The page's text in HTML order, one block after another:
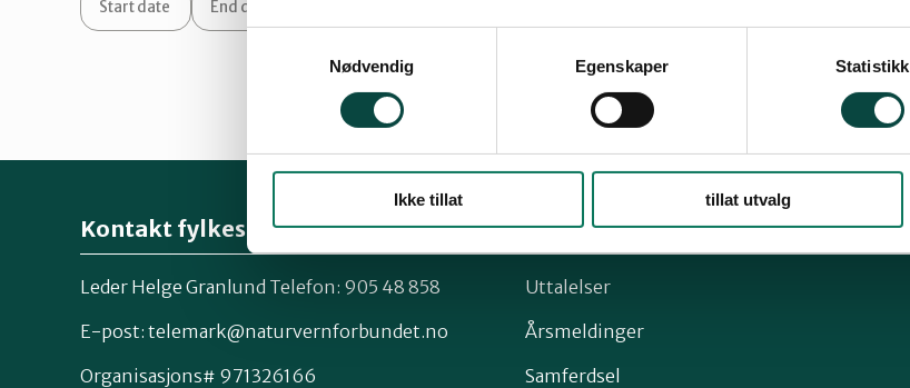
Nødvendig
Egenskaper Statistikk
Ikke tillat tillat utvalg
Kontakt fylkeslaget
Leder Helge Granlund Telefon: 905 48 858
E-post: telemark@naturvernforbundet.no
Organisasjons# 971326166
Snarveier
Uttalelser
Årsmeldinger
Samferdsel